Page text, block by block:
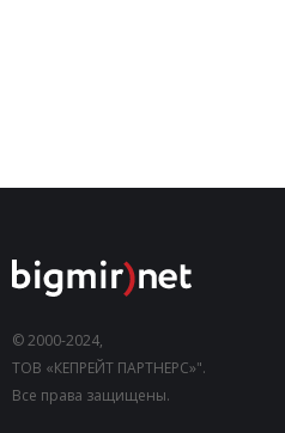
© 2000-2024,
ТОВ «КЕПРЕЙТ ПАРТНЕРС»".
Все права защищены.